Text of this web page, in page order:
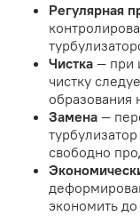
Регулярная
Чистка — при
чистку
образования
Замена —
свободно
экономить